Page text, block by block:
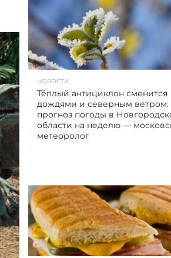
НОВОСТИ
Тёплый антициклон сменится
дождями и северным ветром:
прогноз погоды в
области на неделю —
метеоролог